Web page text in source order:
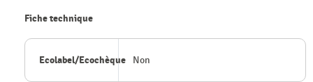
Fiche technique
Ecolabel/Ecochèque Non